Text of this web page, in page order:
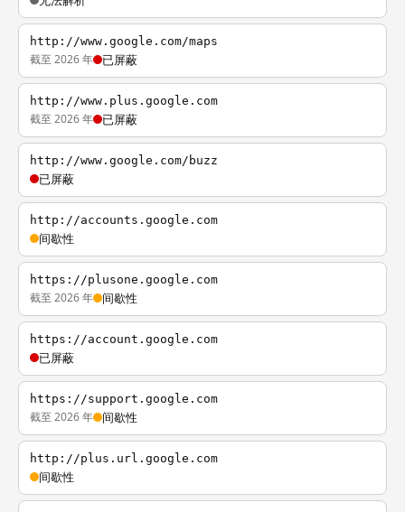
http://www.google.com/maps
截至 2026 年 已屏蔽
http://www.plus.google.com
截至 2026 年 已屏蔽
http://www.google.com/buzz
已屏蔽
http://accounts.google.com
间歇性
https://plusone.google.com
截至 2026 年 间歇性
https://account.google.com
已屏蔽
https://support.google.com
截至 2026 年 间歇性
http://plus.url.google.com
间歇性